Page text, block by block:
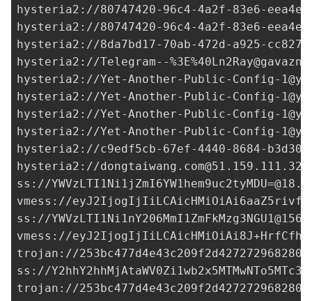
hysteria2://80747420-96c4-4a2f-83e6-
hysteria2://80747420-96c4-4a2f-83e6-
hysteria2://8da7bd17-70ab-472d-a925-
hysteria2://Telegram--%3E%
hysteria2://Yet-Another-Public-Config-
hysteria2://Yet-Another-Public-Config-
hysteria2://Yet-Another-Public-Config-
hysteria2://Yet-Another-Public-Config-
hysteria2://c9edf5cb-67ef-4440-8684-
hysteria2://dongtaiwang.com@51.159.111.32
ss://
vmess://
ss://
vmess://
trojan://
ss://
trojan://